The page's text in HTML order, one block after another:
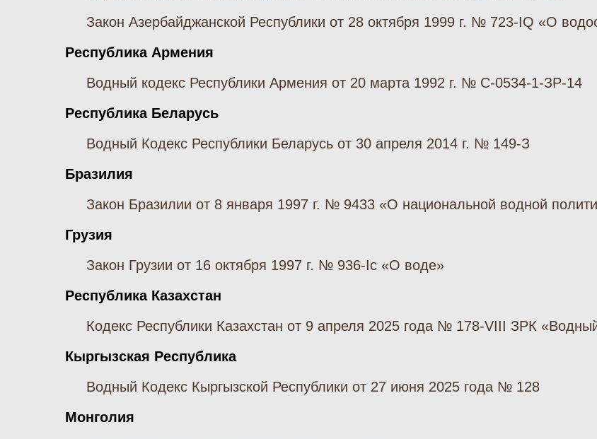
Закон Азербайджанской Республики от 28 октября 1999 г. № 723-IQ «О
Республика Армения
Водный кодекс Республики Армения от 20 марта 1992 г. № С-0534-1-ЗР-14
Республика Беларусь
Водный Кодекс Республики Беларусь от 30 апреля 2014 г. № 149-З
Бразилия
Закон Бразилии от 8 января 1997 г. № 9433 «О национальной водной
Грузия
Закон Грузии от 16 октября 1997 г. № 936-Iс «О воде»
Республика Казахстан
Кодекс Республики Казахстан от 9 апреля 2025 года № 178-VIII ЗРК
Кыргызская Республика
Водный Кодекс Кыргызской Республики от 27 июня 2025 года № 128
Монголия